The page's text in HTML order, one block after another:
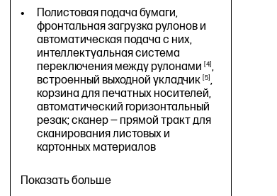
Полистовая подача бумаги,
фронтальная загрузка рулонов и
автоматическая подача с них,
интеллектуальная система
переключения междурулонами 4 ,
встроенный выходнойукладчик 5 ,
корзина для печатных носителей,
автоматический горизонтальный
резак; сканер — прямой тракт для
сканирования листовых и
картонных материалов
Показать больше